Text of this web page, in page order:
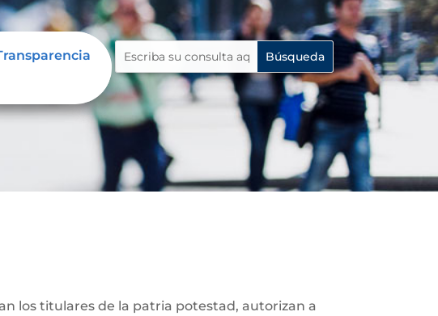
los titulares de la patria potestad, autorizan a